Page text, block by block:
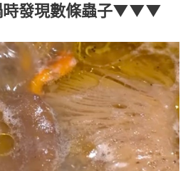
時發現數條蟲子▼▼▼